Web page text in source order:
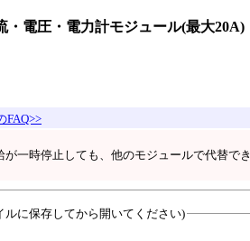
・電圧・電力計モジュール(最大20A)
FAQ>>
一時停止しても、他のモジュールで代替でき
に保存してから開いてください)